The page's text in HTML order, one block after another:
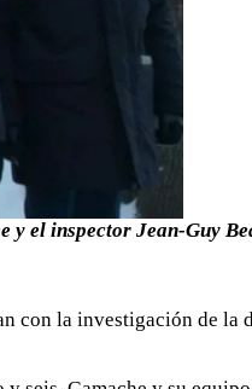
y el inspector Jean-Guy
con la investigación de